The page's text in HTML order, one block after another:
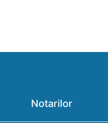
Notarilor